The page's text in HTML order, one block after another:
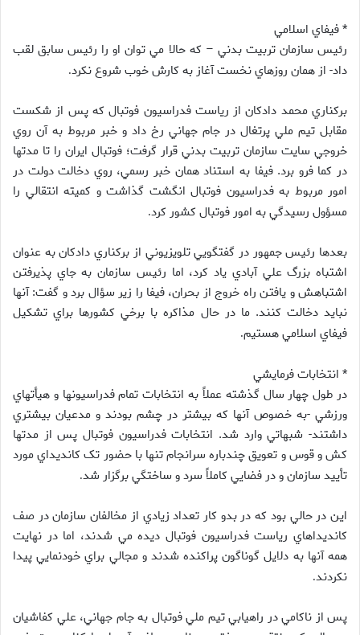
* فيفاي اسلامي
رئيس سازمان تربيت بدني – که حالا مي توان او را رئيس سابق لقب
داد- از همان روزهاي نخست آغاز به کارش خوب شروع نکرد.
برکناري محمد دادکان از رياست فدراسيون فوتبال که پس از شکست
مقابل تيم ملي پرتغال در جام جهاني رخ داد و خبر مربوط به آن روي
خروجي سايت سازمان تربيت بدني قرار گرفت؛ فوتبال ايران را تا مدتها
در کما فرو برد. فيفا به استناد همان خبر رسمي، روي دخالت دولت در
امور مربوط به فدراسيون فوتبال انگشت گذاشت و کميته انتقالي را
مسؤول رسيدگي به امور فوتبال کشور کرد.
بعدها رئيس جمهور در گفتگويي تلويزيوني از برکناري دادکان به عنوان
اشتباه بزرگ علي آبادي ياد کرد، اما رئيس سازمان به جاي پذيرفتن
اشتباهش و يافتن راه خروج از بحران، فيفا را زير سؤال برد و گفت: آنها
نبايد دخالت کنند. ما در حال مذاکره با برخي کشورها براي تشکيل
فيفاي اسلامي هستيم.
* انتخابات فرمايشي
در طول چهار سال گذشته عملاً به انتخابات تمام فدراسيونها و هيأتهاي
ورزشي -به خصوص آنها که بيشتر در چشم بودند و مدعيان بيشتري
داشتند- شبهاتي وارد شد. انتخابات فدراسيون فوتبال پس از مدتها
کش و قوس و تعويق چندباره سرانجام تنها با حضور تک کانديداي مورد
تأييد سازمان و در فضايي کاملاً سرد و ساختگي برگزار شد.
اين در حالي بود که در بدو کار تعداد زيادي از مخالفان سازمان در صف
کانديداهاي رياست فدراسيون فوتبال ديده مي شدند، اما در نهايت
همه آنها به دلايل گوناگون پراکنده شدند و مجالي براي خودنمايي پيدا
نکردند.
پس از ناکامي در راهيابي تيم ملي فوتبال به جام جهاني، علي کفاشيان